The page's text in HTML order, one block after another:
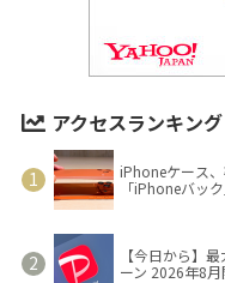
アクセスランキング
iPhoneケース
「iPhoneバッ
【今日から】
ーン 2026年8